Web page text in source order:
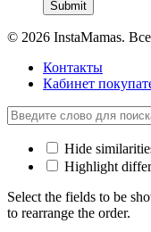
© 2026 InstaMamas.
Контакты
Кабинет
Hide
Highlight
Select the fields to be
to rearrange the order.